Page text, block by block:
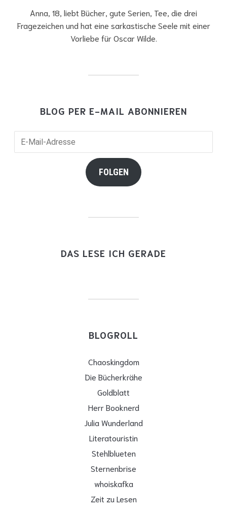
Anna, 18, liebt Bücher, gute Serien, Tee, die drei
Fragezeichen und hat eine sarkastische Seele mit einer
Vorliebe für Oscar Wilde.
BLOG PER E-MAIL ABONNIEREN
FOLGEN
DAS LESE ICH GERADE
BLOGROLL
Chaoskingdom
Die Bücherkrähe
Goldblatt
Herr Booknerd
Julia Wunderland
Literatouristin
Stehlblueten
Sternenbrise
whoiskafka
Zeit zu Lesen